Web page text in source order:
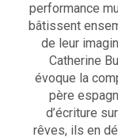
performance
bâtissent
de leur
Catherine
évoque la
père
d’écriture
rêves, ils en